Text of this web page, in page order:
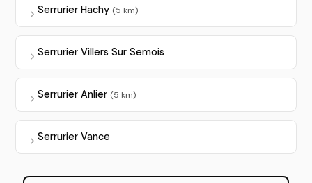
Serrurier Hachy (5 km)
Serrurier Villers Sur Semois
Serrurier Anlier (5 km)
Serrurier Vance